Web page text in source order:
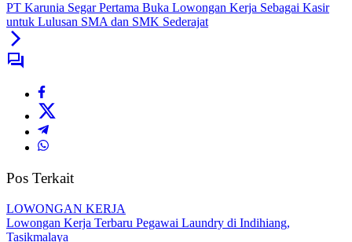
PT Karunia Segar Pertama Buka Lowongan Kerja Sebagai Kasir
untuk Lulusan SMA dan SMK Sederajat
Pos Terkait
LOWONGAN KERJA
Lowongan Kerja Terbaru Pegawai Laundry di Indihiang,
Tasikmalaya